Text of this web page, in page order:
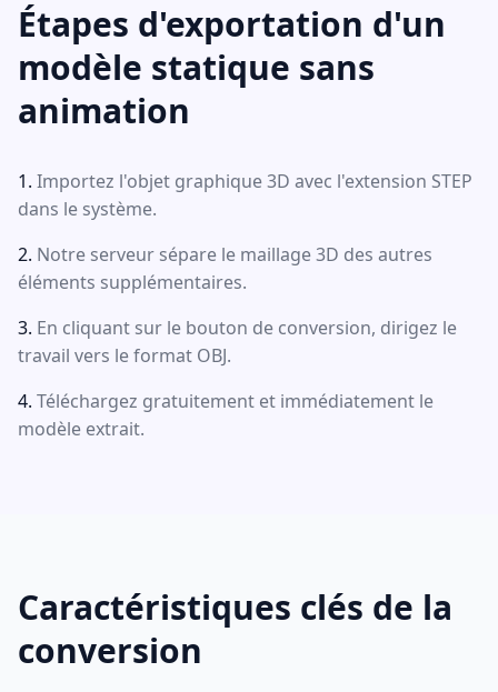
Étapes d'exportation d'un
modèle statique sans
animation
Importez l'objet graphique 3D avec l'extension STEP
dans le système.
Notre serveur sépare le maillage 3D des autres
éléments supplémentaires.
En cliquant sur le bouton de conversion, dirigez le
travail vers le format OBJ.
Téléchargez gratuitement et immédiatement le
modèle extrait.
Caractéristiques clés de la
conversion